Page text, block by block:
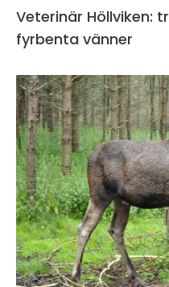
Veterinär Höllviken:
fyrbenta vänner